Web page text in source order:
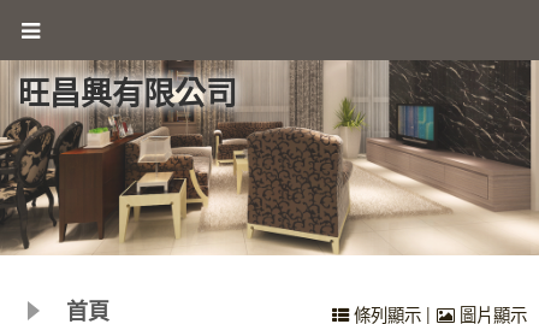
旺昌興有限公司
首頁 條列顯示 | 圖片顯示